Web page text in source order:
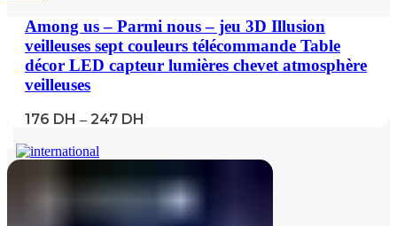
Among us – Parmi nous – jeu 3D Illusion
veilleuses sept couleurs télécommande Table
décor LED capteur lumières chevet atmosphère
veilleuses
176 DH – 247 DH